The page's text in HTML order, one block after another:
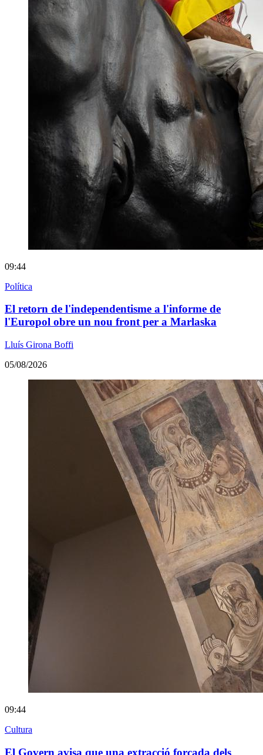
09:44
Política
El retorn de l'independentisme a l'informe de
l'Europol obre un nou front per a Marlaska
Lluís Girona Boffi
05/08/2026
09:44
Cultura
El Govern avisa que una extracció forçada dels